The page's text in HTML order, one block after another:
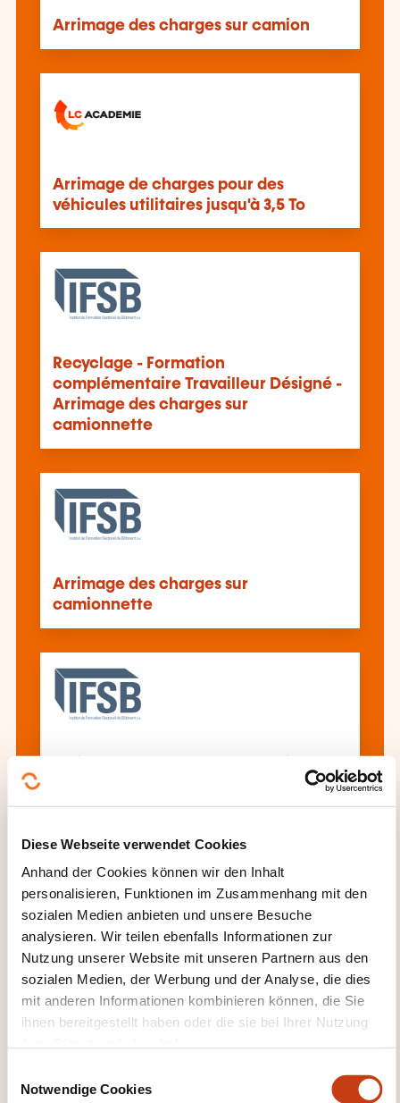
Diese Webseite verwendet Cookies
Anhand der Cookies können wir den Inhalt
personalisieren, Funktionen im Zusammenhang mit den
sozialen Medien anbieten und unsere Besuche
analysieren. Wir teilen ebenfalls Informationen zur
Nutzung unserer Website mit unseren Partnern aus den
sozialen Medien, der Werbung und der Analyse, die dies
mit anderen Informationen kombinieren können, die Sie
ihnen bereitgestellt haben oder die sie bei Ihrer Nutzung
Notwendige Cookies
Arrimage des charges sur camion
Arrimage de charges pour des
véhicules utilitaires jusqu'à 3,5 To
Recyclage - Formation
complémentaire Travailleur Désigné -
Arrimage des charges sur
camionnette
Arrimage des charges sur
camionnette
Diese anderen Weiterbildungen könnten Sie
auch interessieren:
Bahntransport Fahrtraining
Fernsteuerung
von Drohnen
Führen von Kraftfahrzeugen
Führen von Lastkraftwagen
Führen von PKW
mit Servolenkung
Gefahrguttransport
Internationaler Warentransport
Logistik
Fahren
Prävention Sicherheit im